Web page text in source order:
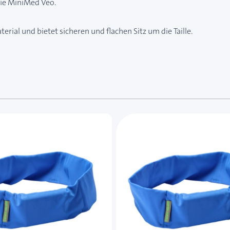
MiniMed Veo.
und bietet sicheren und flachen Sitz um die Taille.